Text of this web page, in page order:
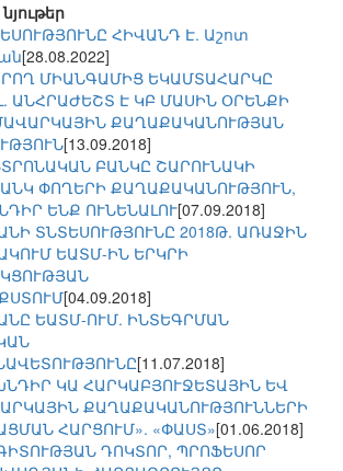
ՀԻՎԱՆԴ Է. Աշոտ
[28.08.2022]
ՄԻԱՆԳԱՄԻՑ ԵԿԱՄՏԱՀԱՐԿԸ
ԱՆՀՐԱԺԵՇՏ Է ԿԲ ՄԱՍԻՆ ՕՐԵՆՔԻ
ՔԱՂԱՔԱԿԱՆՈՒԹՅԱՆ
[13.09.2018]
ԲԱՆԿԸ ՇԱՐՈՒՆԱԿԻ
ՓՈՂԵՐԻ ՔԱՂԱՔԱԿԱՆՈՒԹՅՈՒՆ,
ԵՆՔ ՈՒՆԵՆԱԼՈՒ[07.09.2018]
ՏՆՏԵՍՈՒԹՅՈՒՆԸ 2018Թ. ԱՌԱՋԻՆ
ԵԱՏՄ-ԻՆ ԵՐԿՐԻ
[04.09.2018]
ԵԱՏՄ-ՈՒՄ. ԻՆՏԵԳՐՄԱՆ
[11.07.2018]
ԿԱ ՀԱՐԿԱԲՅՈՒՋԵՏԱՅԻՆ ԵՎ
ՔԱՂԱՔԱԿԱՆՈՒԹՅՈՒՆՆԵՐԻ
ՀԱՐՑՈՒՄ». «ՓԱՍՏ»[01.06.2018]
ԴՈԿՏՈՐ, ՊՐՈՖԵՍՈՐ